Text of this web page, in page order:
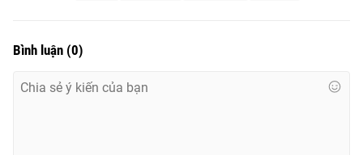
Bình luận (0)